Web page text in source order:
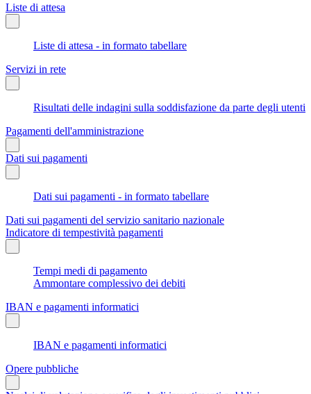
Liste di attesa
Liste di attesa - in formato tabellare
Servizi in rete
Risultati delle indagini sulla soddisfazione da parte degli utenti
Pagamenti dell'amministrazione
Dati sui pagamenti
Dati sui pagamenti - in formato tabellare
Dati sui pagamenti del servizio sanitario nazionale
Indicatore di tempestività pagamenti
Tempi medi di pagamento
Ammontare complessivo dei debiti
IBAN e pagamenti informatici
IBAN e pagamenti informatici
Opere pubbliche